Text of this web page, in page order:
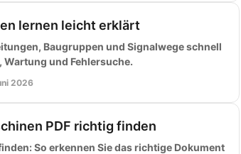
lernen leicht erklärt
Baugruppen und Signalwege schnell
und Fehlersuche.
2026
PDF richtig finden
So erkennen Sie das richtige Dokument